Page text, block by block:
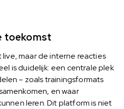
toekomst
maar de interne reacties
is duidelijk: een centrale plek
– zoals trainingsformats
en waar
leren. Dit platform is niet